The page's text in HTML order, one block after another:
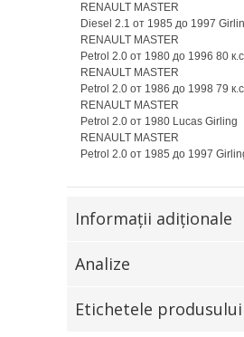
RENAULT MASTER
Diesel 2.1 от 1985 до 1997
RENAULT MASTER
Petrol 2.0 от 1980 до 1996 80
RENAULT MASTER
Petrol 2.0 от 1986 до 1998 79
RENAULT MASTER
Petrol 2.0 от 1980 Lucas Girling
RENAULT MASTER
Petrol 2.0 от 1985 до 1997
Informaţii adiţionale
Analize
Etichetele produsului